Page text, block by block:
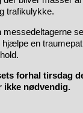
trafikulykke.
en
forhal tirsdag
ikke nødvendig.